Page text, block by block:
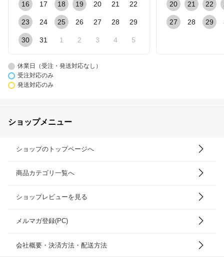
16 17 18 19 20 21 22
23 24 25 26 27 28 29
30 31 1 2 3 4 5
20 21 22
27 28 29
休業日（受注・発送対応なし）
受注対応のみ
発送対応のみ
ショップメニュー
ショップのトップページへ
商品カテゴリ一覧へ
ショップレビューを見る
メルマガ登録(PC)
会社概要・決済方法・配送方法